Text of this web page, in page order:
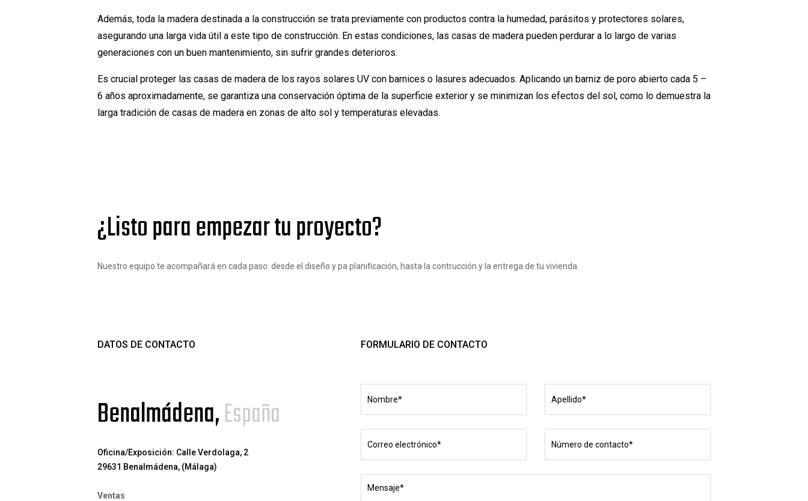
Además, toda la madera destinada a la construcción se trata previamente con productos contra la humedad, parásitos y protectores solares,
asegurando una larga vida útil a este tipo de construcción. En estas condiciones, las casas de madera pueden perdurar a lo largo de varias
generaciones con un buen mantenimiento, sin sufrir grandes deterioros.
Es crucial proteger las casas de madera de los rayos solares UV con barnices o lasures adecuados. Aplicando un barniz de poro abierto cada 5 –
6 años aproximadamente, se garantiza una conservación óptima de la superficie exterior y se minimizan los efectos del sol, como lo demuestra la
larga tradición de casas de madera en zonas de alto sol y temperaturas elevadas.
¿Listo para empezar tu proyecto?
Nuestro equipo te acompañará en cada paso: desde el diseño y pa planificación, hasta la contrucción y la entrega de tu vivienda.
DATOS DE CONTACTO
Benalmádena,España
Oficina/Exposición: Calle Verdolaga, 2
29631 Benalmádena, (Málaga)
Ventas
FORMULARIO DE CONTACTO